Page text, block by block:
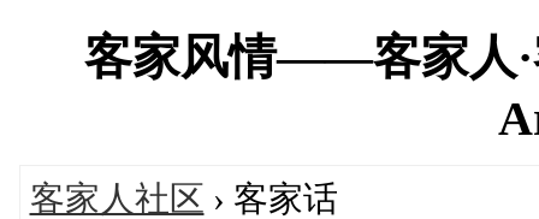
客家风情——客家人·
客家人社区 › 客家话